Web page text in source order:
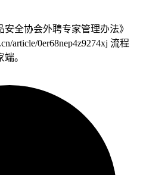
全协会外聘专家管理办法》
article/0er68nep4z9274xj 流程
。